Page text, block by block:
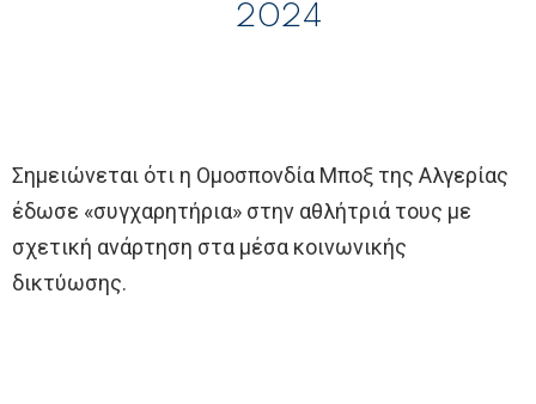
2024
Σημειώνεται ότι η Ομοσπονδία Μποξ της Αλγερίας
έδωσε «συγχαρητήρια» στην αθλήτριά τους με
σχετική ανάρτηση στα μέσα κοινωνικής
δικτύωσης.